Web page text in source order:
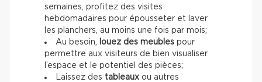
semaines, profitez des visites
hebdomadaires pour épousseter et laver
les planchers, au moins une fois par mois;
Au besoin, louez des meubles pour
permettre aux visiteurs de bien visualiser
l’espace et le potentiel des pièces;
Laissez des tableaux ou autres